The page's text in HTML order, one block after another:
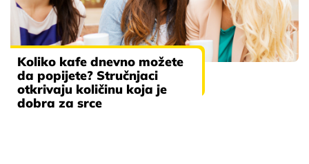
Koliko kafe dnevno možete
da popijete? Stručnjaci
otkrivaju količinu koja je
dobra za srce